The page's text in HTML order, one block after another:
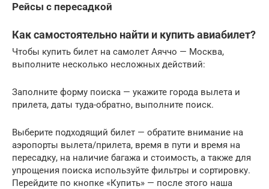
Рейсы с пересадкой
Как самостоятельно найти и купить авиабилет?
Чтобы купить билет на самолет Аяччо — Москва,
выполните несколько несложных действий:
Заполните форму поиска — укажите города вылета и
прилета, даты туда-обратно, выполните поиск.
Выберите подходящий билет — обратите внимание на
аэропорты вылета/прилета, время в пути и время на
пересадку, на наличие багажа и стоимость, а также для
упрощения поиска используйте фильтры и сортировку.
Перейдите по кнопке «Купить» — после этого наша